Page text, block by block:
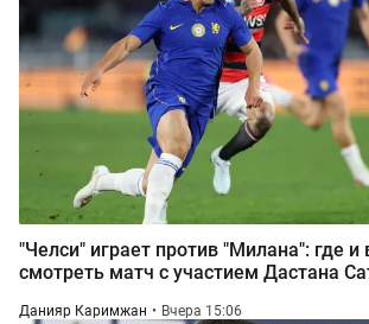
"Челси" играет против "Милана": где и
смотреть матч с участием Дастана
Данияр Каримжан Вчера 15:06